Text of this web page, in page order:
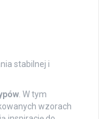
stabilnej i
. W tym
wzorach